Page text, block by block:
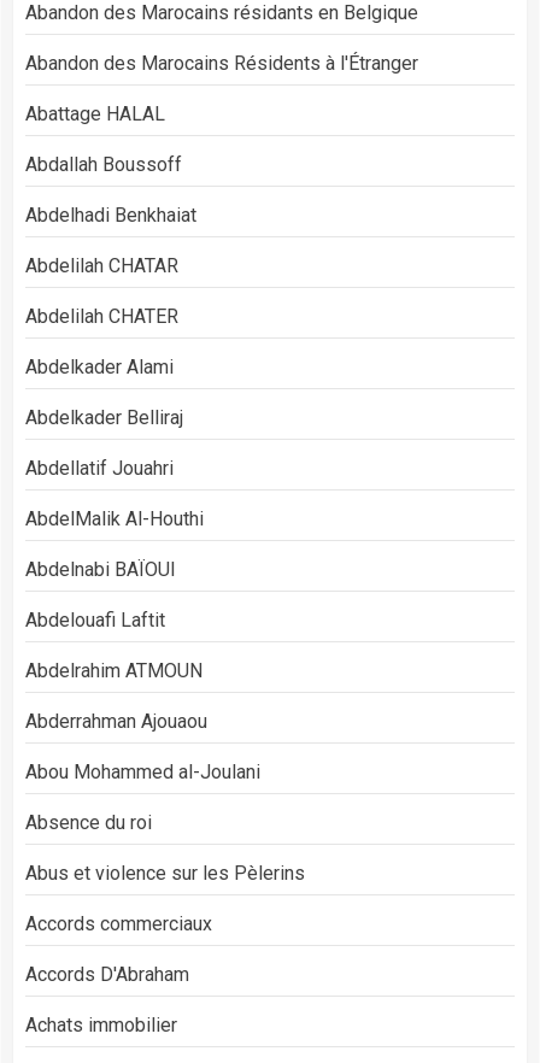
Abandon des Marocains résidants en Belgique
Abandon des Marocains Résidents à l'Étranger
Abattage HALAL
Abdallah Boussoff
Abdelhadi Benkhaiat
Abdelilah CHATAR
Abdelilah CHATER
Abdelkader Alami
Abdelkader Belliraj
Abdellatif Jouahri
AbdelMalik Al-Houthi
Abdelnabi BAÏOUI
Abdelouafi Laftit
Abdelrahim ATMOUN
Abderrahman Ajouaou
Abou Mohammed al-Joulani
Absence du roi
Abus et violence sur les Pèlerins
Accords commerciaux
Accords D'Abraham
Achats immobilier